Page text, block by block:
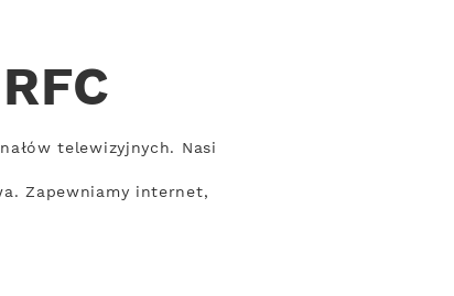
telewizyjnych. Nasi
Zapewniamy internet,